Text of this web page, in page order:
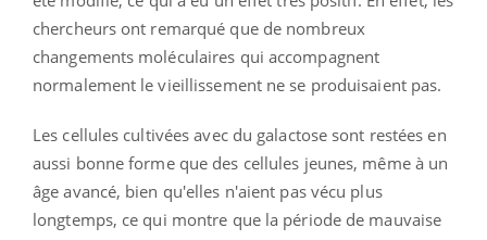
chercheurs ont remarqué que de nombreux
changements moléculaires qui accompagnent
normalement le vieillissement ne se produisaient pas.
Les cellules cultivées avec du galactose sont restées en
aussi bonne forme que des cellules jeunes, même à un
âge avancé, bien qu'elles n'aient pas vécu plus
longtemps, ce qui montre que la période de mauvaise